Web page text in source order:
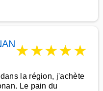
★★★★★
la région, j'achète
Le pain du